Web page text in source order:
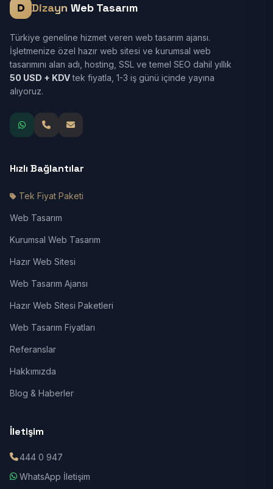
Dizayn Web Tasarım
Türkiye geneline hizmet veren web tasarım ajansı.
İşletmenize özel hazır web sitesi ve kurumsal web
tasarımını alan adı, hosting, SSL ve temel SEO dahil yıllık
50 USD + KDVtek fiyatla, 1-3 iş günü içinde yayına
alıyoruz.
Hızlı Bağlantılar
Tek Fiyat Paketi
Web Tasarım
Kurumsal Web Tasarım
Hazır Web Sitesi
Web Tasarım Ajansı
Hazır Web Sitesi Paketleri
Web Tasarım Fiyatları
Referanslar
Hakkımızda
Blog & Haberler
İletişim
444 0 947
WhatsApp İletişim